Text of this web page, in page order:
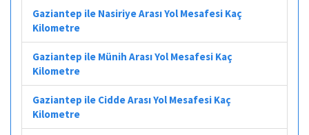
Gaziantep ile Nasiriye Arası Yol Mesafesi Kaç
Kilometre
Gaziantep ile Münih Arası Yol Mesafesi Kaç
Kilometre
Gaziantep ile Cidde Arası Yol Mesafesi Kaç
Kilometre